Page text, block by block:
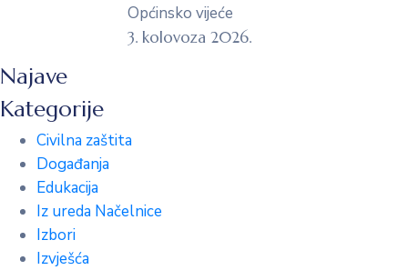
Općinsko vijeće
3. kolovoza 2026.
Najave
Kategorije
Civilna zaštita
Događanja
Edukacija
Iz ureda Načelnice
Izbori
Izvješća